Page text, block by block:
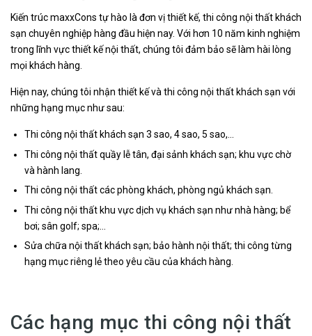
Kiến trúc maxxCons tự hào là đơn vị thiết kế, thi công nội thất khách
sạn chuyên nghiệp hàng đầu hiện nay. Với hơn 10 năm kinh nghiệm
trong lĩnh vực thiết kế nội thất, chúng tôi đảm bảo sẽ làm hài lòng
mọi khách hàng.
Hiện nay, chúng tôi nhận thiết kế và thi công nội thất khách sạn với
những hạng mục như sau:
Thi công nội thất khách sạn 3 sao, 4 sao, 5 sao,…
Thi công nội thất quầy lễ tân, đại sảnh khách sạn; khu vực chờ
và hành lang.
Thi công nội thất các phòng khách, phòng ngủ khách sạn.
Thi công nội thất khu vực dịch vụ khách sạn như nhà hàng; bể
bơi; sân golf; spa;…
Sửa chữa nội thất khách sạn; bảo hành nội thất; thi công từng
hạng mục riêng lẻ theo yêu cầu của khách hàng.
Các hạng mục thi công nội thất